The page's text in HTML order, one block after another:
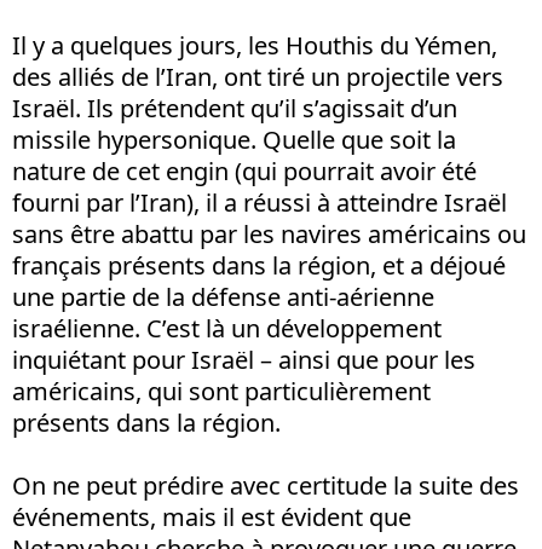
Il y a quelques jours, les Houthis du Yémen,
des alliés de l’Iran, ont tiré un projectile vers
Israël. Ils prétendent qu’il s’agissait d’un
missile hypersonique. Quelle que soit la
nature de cet engin (qui pourrait avoir été
fourni par l’Iran), il a réussi à atteindre Israël
sans être abattu par les navires américains ou
français présents dans la région, et a déjoué
une partie de la défense anti-aérienne
israélienne. C’est là un développement
inquiétant pour Israël – ainsi que pour les
américains, qui sont particulièrement
présents dans la région.
On ne peut prédire avec certitude la suite des
événements, mais il est évident que